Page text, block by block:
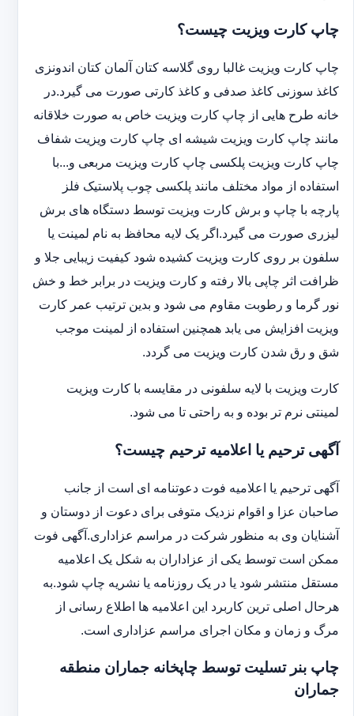
چاپ کارت ویزیت چیست؟
چاپ کارت ویزیت غالبا روی گلاسه کتان آلمان کتان اندونزی
کاغذ سوزنی کاغذ صدفی و کاغذ کارتی صورت می گیرد.در
خانه طرح هایی از چاپ کارت ویزیت خاص به صورت خلاقانه
مانند چاپ کارت ویزیت شیشه ای چاپ کارت ویزیت شفاف
چاپ کارت ویزیت پلکسی چاپ کارت ویزیت مربعی و...با
استفاده از مواد مختلف مانند پلکسی چوب پلاستیک فلز
پارچه با چاپ و برش کارت ویزیت توسط دستگاه های برش
لیزری صورت می گیرد.اگر یک لایه محافظ به نام لمینت یا
سلفون بر روی کارت ویزیت کشیده شود کیفیت زیبایی جلا و
ظرافت اثر چاپی بالا رفته و کارت ویزیت در برابر خط و خش
نور گرما و رطوبت مقاوم می شود و بدین ترتیب عمر کارت
ویزیت افزایش می یابد همچنین استفاده از لمینت موجب
شق و رق شدن کارت ویزیت می گردد.
کارت ویزیت با لایه سلفونی در مقایسه با کارت ویزیت
لمینتی نرم تر بوده و به راحتی تا می شود.
آگهی ترحیم یا اعلامیه ترحیم چیست؟
آگهی ترحیم یا اعلامیه فوت دعوتنامه ای است از جانب
صاحبان عزا و اقوام نزدیک متوفی برای دعوت از دوستان و
آشنایان وی به منظور شرکت در مراسم عزاداری.آگهی فوت
ممکن است توسط یکی از عزاداران به شکل یک اعلامیه
مستقل منتشر شود یا در یک روزنامه یا نشریه چاپ شود.به
هرحال اصلی ترین کاربرد این اعلامیه ها اطلاع رسانی از
مرگ و زمان و مکان اجرای مراسم عزاداری است.
چاپ بنر تسلیت توسط چاپخانه جماران منطقه
جماران